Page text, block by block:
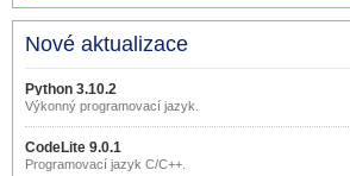
Nové aktualizace
Python 3.10.2
Výkonný programovací jazyk.
CodeLite 9.0.1
Programovací jazyk C/C++.